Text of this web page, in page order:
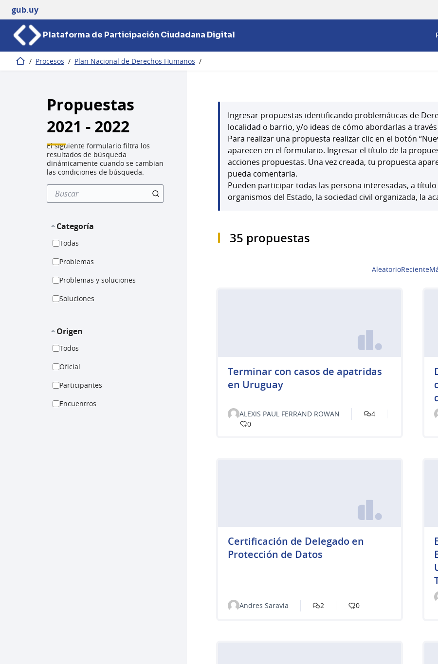
gub.uy
Plataforma de Participación Ciudadana Digital
Inicio / Procesos / Plan Nacional de Derechos Humanos /
Propuestas
2021 - 2022
El siguiente formulario filtra los
resultados de búsqueda
dinámicamente cuando se cambian
las condiciones de búsqueda.
Categoría
Todas
Problemas
Problemas y soluciones
Soluciones
Origen
Todos
Oficial
Participantes
Encuentros
Ingresar propuestas identificando problemáticas de
localidad o barrio, y/o ideas de cómo abordarlas a
Para realizar una propuesta realizar clic en el botón
aparecen en el formulario. Ingresar el título de la
acciones propuestas. Una vez creada, tu propuesta
pueda comentarla.
Pueden participar todas las persona interesadas, a
organismos del Estado, la sociedad civil organizada, la
35 propuestas
AleatorioReciente
Terminar con casos de apatridas
en Uruguay
ALEXIS PAUL FERRAND ROWAN
4
0
Certificación de Delegado en
Protección de Datos
Andres Saravia 2 0